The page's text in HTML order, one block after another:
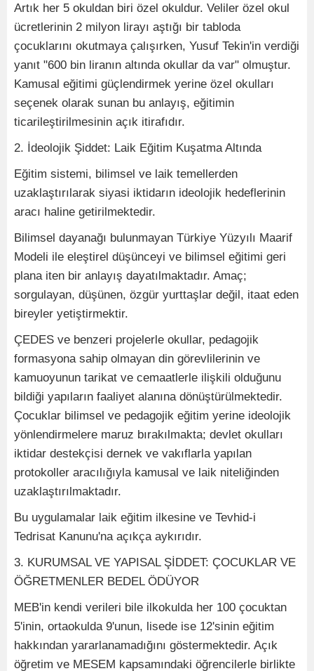
Artık her 5 okuldan biri özel okuldur. Veliler özel okul
ücretlerinin 2 milyon lirayı aştığı bir tabloda
çocuklarını okutmaya çalışırken, Yusuf Tekin'in verdiği
yanıt "600 bin liranın altında okullar da var" olmuştur.
Kamusal eğitimi güçlendirmek yerine özel okulları
seçenek olarak sunan bu anlayış, eğitimin
ticarileştirilmesinin açık itirafıdır.
2. İdeolojik Şiddet: Laik Eğitim Kuşatma Altında
Eğitim sistemi, bilimsel ve laik temellerden
uzaklaştırılarak siyasi iktidarın ideolojik hedeflerinin
aracı haline getirilmektedir.
Bilimsel dayanağı bulunmayan Türkiye Yüzyılı Maarif
Modeli ile eleştirel düşünceyi ve bilimsel eğitimi geri
plana iten bir anlayış dayatılmaktadır. Amaç;
sorgulayan, düşünen, özgür yurttaşlar değil, itaat eden
bireyler yetiştirmektir.
ÇEDES ve benzeri projelerle okullar, pedagojik
formasyona sahip olmayan din görevlilerinin ve
kamuoyunun tarikat ve cemaatlerle ilişkili olduğunu
bildiği yapıların faaliyet alanına dönüştürülmektedir.
Çocuklar bilimsel ve pedagojik eğitim yerine ideolojik
yönlendirmelere maruz bırakılmakta; devlet okulları
iktidar destekçisi dernek ve vakıflarla yapılan
protokoller aracılığıyla kamusal ve laik niteliğinden
uzaklaştırılmaktadır.
Bu uygulamalar laik eğitim ilkesine ve Tevhid-i
Tedrisat Kanunu'na açıkça aykırıdır.
3. KURUMSAL VE YAPISAL ŞİDDET: ÇOCUKLAR VE
ÖĞRETMENLER BEDEL ÖDÜYOR
MEB'in kendi verileri bile ilkokulda her 100 çocuktan
5'inin, ortaokulda 9'unun, lisede ise 12'sinin eğitim
hakkından yararlanamadığını göstermektedir. Açık
öğretim ve MESEM kapsamındaki öğrencilerle birlikte